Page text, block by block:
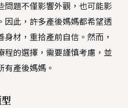
問題不僅影響外觀，也可能影
因此，許多產後媽媽都希望透
身材，重拾產前自信。然而，
程的選擇，需要謹慎考慮，並
有產後媽媽。